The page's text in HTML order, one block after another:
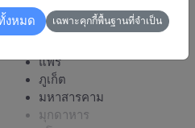
แพร่
ภูเก็ต
มหาสารคาม
มุกดาหาร
งหมด เฉพาะคุกกี้พื้นฐานที่จำเป็น